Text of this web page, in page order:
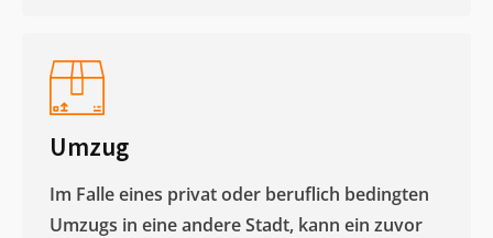
Umzug
Im Falle eines privat oder beruflich bedingten
Umzugs in eine andere Stadt, kann ein zuvor